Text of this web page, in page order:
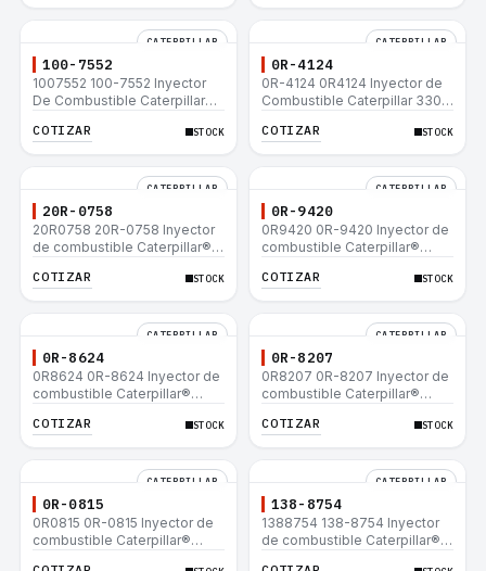
CATERPILLAR
100-7552
1007552 100-7552 Inyector
De Combustible Caterpillar®
12H 140G 950B
COTIZAR STOCK
CATERPILLAR
0R-4124
0R-4124 0R4124 Inyector de
Combustible Caterpillar 3306
160H D6R D6H D6R
COTIZAR STOCK
CATERPILLAR
20R-0758
20R0758 20R-0758 Inyector
de combustible Caterpillar®
657E 631E 988F II
COTIZAR STOCK
CATERPILLAR
0R-9420
0R9420 0R-9420 Inyector de
combustible Caterpillar®
657E 631E 988F II
COTIZAR STOCK
CATERPILLAR
0R-8624
0R8624 0R-8624 Inyector de
combustible Caterpillar®
657E 631E 988F II
COTIZAR STOCK
CATERPILLAR
0R-8207
0R8207 0R-8207 Inyector de
combustible Caterpillar®
657E 631E 988F II
COTIZAR STOCK
CATERPILLAR
0R-0815
0R0815 0R-0815 Inyector de
combustible Caterpillar®
CATERPILLAR
138-8754
1388754 138-8754 Inyector
de combustible Caterpillar®